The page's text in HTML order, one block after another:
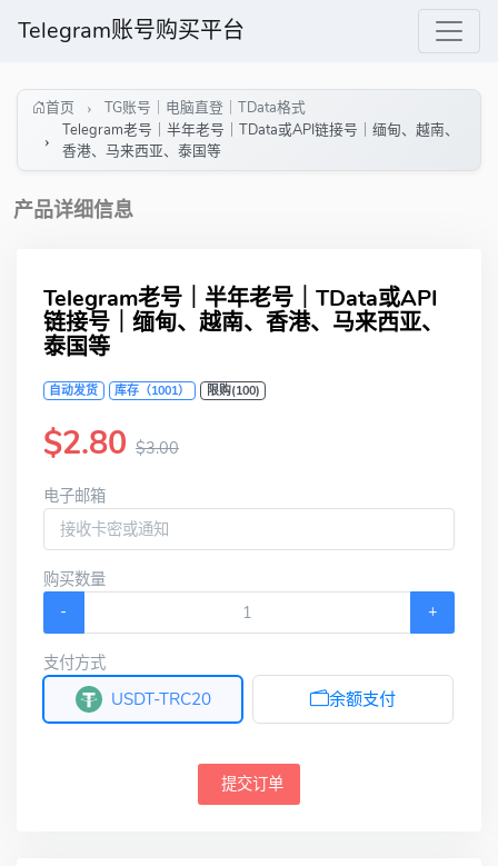
Telegram账号购买平台
首页
TG账号｜电脑直登｜TData格式
Telegram老号｜半年老号｜TData或API链接号｜缅甸、越南、
香港、马来西亚、泰国等
产品详细信息
Telegram老号｜半年老号｜TData或API
链接号｜缅甸、越南、香港、马来西亚、
泰国等
自动发货 库存（1001） 限购(100)
$2.80 $3.00
电子邮箱
购买数量
-
+
支付方式
USDT-TRC20
余额支付
提交订单